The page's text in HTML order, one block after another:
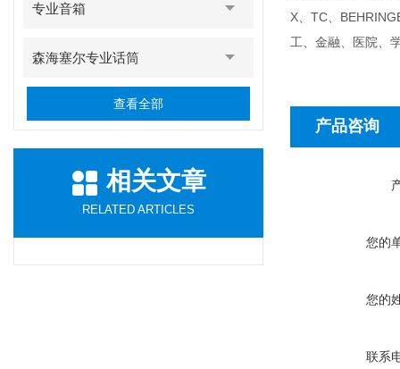
专业音箱
森海塞尔专业话筒
查看全部
相关文章
RELATED ARTICLES
X、TC、
工、金融、医院、
产品咨询
您的
您的
联系